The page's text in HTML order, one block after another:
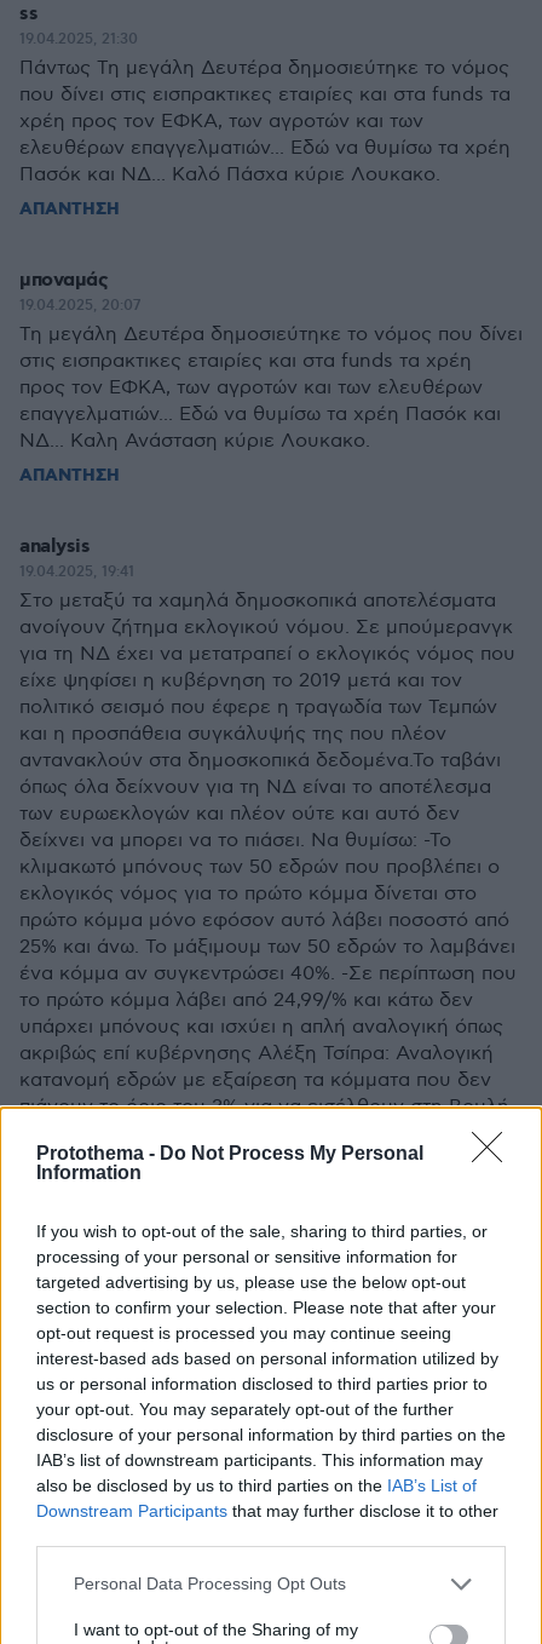
Protothema - Do Not Process My Personal
Information
If you wish to opt-out of the sale, sharing to third parties, or
processing of your personal or sensitive information for
targeted advertising by us, please use the below opt-out
section to confirm your selection. Please note that after your
opt-out request is processed you may continue seeing
interest-based ads based on personal information utilized by
us or personal information disclosed to third parties prior to
your opt-out. You may separately opt-out of the further
disclosure of your personal information by third parties on the
IAB’s list of downstream participants. This information may
also be disclosed by us to third parties on the IAB’s List of
Downstream Participants that may further disclose it to other
Please note that this website/app uses one or more Google
not limited to your visit or usage behaviour. You may click to
Personal Data Processing Opt Outs
I want to opt-out of the Sharing of my
ss
19.04.2025, 21:30
Πάντως Τη μεγάλη Δευτέρα δημοσιεύτηκε το νόμος
που δίνει στις εισπρακτικες εταιρίες και στα funds τα
χρέη προς τον ΕΦΚΑ, των αγροτών και των
ελευθέρων επαγγελματιών... Εδώ να θυμίσω τα χρέη
Πασόκ και ΝΔ... Καλό Πάσχα κύριε Λουκακο.
ΑΠΑΝΤΗΣΗ
μποναμάς
19.04.2025, 20:07
Τη μεγάλη Δευτέρα δημοσιεύτηκε το νόμος που δίνει
στις εισπρακτικες εταιρίες και στα funds τα χρέη
προς τον ΕΦΚΑ, των αγροτών και των ελευθέρων
επαγγελματιών... Εδώ να θυμίσω τα χρέη Πασόκ και
ΝΔ... Καλη Ανάσταση κύριε Λουκακο.
ΑΠΑΝΤΗΣΗ
analysis
19.04.2025, 19:41
Στο μεταξύ τα χαμηλά δημοσκοπικά αποτελέσματα
ανοίγουν ζήτημα εκλογικού νόμου. Σε μπούμερανγκ
για τη ΝΔ έχει να μετατραπεί ο εκλογικός νόμος που
είχε ψηφίσει η κυβέρνηση το 2019 μετά και τον
πολιτικό σεισμό που έφερε η τραγωδία των Τεμπών
και η προσπάθεια συγκάλυψής της που πλέον
αντανακλούν στα δημοσκοπικά δεδομένα.Το ταβάνι
όπως όλα δείχνουν για τη ΝΔ είναι το αποτέλεσμα
των ευρωεκλογών και πλέον ούτε και αυτό δεν
δείχνει να μπορει να το πιάσει. Να θυμίσω: -Το
κλιμακωτό μπόνους των 50 εδρών που προβλέπει ο
εκλογικός νόμος για το πρώτο κόμμα δίνεται στο
πρώτο κόμμα μόνο εφόσον αυτό λάβει ποσοστό από
25% και άνω. Το μάξιμουμ των 50 εδρών το λαμβάνει
ένα κόμμα αν συγκεντρώσει 40%. -Σε περίπτωση που
το πρώτο κόμμα λάβει από 24,99/% και κάτω δεν
υπάρχει μπόνους και ισχύει η απλή αναλογική όπως
ακριβώς επί κυβέρνησης Αλέξη Τσίπρα: Αναλογική
κατανομή εδρών με εξαίρεση τα κόμματα που δεν
πιάνουν το όριο του 3% για να εισέλθουν στη Βουλή.
-Αν το πρώτο κόμμα λάβει 25% λαμβάνει αυτομάτως
μπόνους 20 εδρών και εν συνεχεία για κάθε επιπλέον
μισή μονάδα λαμβάνει μια επιπλέον έδρα. Αν πχ το
40 εδρών «μόνο» τις 30 έδρες! -Για την αυτοδυναμία,
εφόσον το ποσοστό των κομμάτων που μένουν εκτός
Βουλής είναι 10%, ο νικητής χρειάζεται 37,5%. Αν τα
κόμματα που μείνουν εκτός Βουλής αθροίζουν 14%
για την αυτοδυναμία το πρώτο κόμμα χρειάζεται
μίνιμουμ 36%. Με 27,5% το πρώτο κόμμα λαμβάνει 110
έδρες! Με τα σημερινά δεδομένα των
δημοσκοπήσεων η ΝΔ για να σχηματίσει κυβέρνηση
χρειάζεται συνεργασία με ένα κόμμα που διαθέτει τα
ποσοστά του ΠΑΣΟΚ ή με δυο κόμματα εξ αυτών
που βρίσκονται στα δεξιά της. Αλλά και μόνο η
προκαλεί φόβο και τρόμο στο Μαξίμου! Γι΄ αυτό και